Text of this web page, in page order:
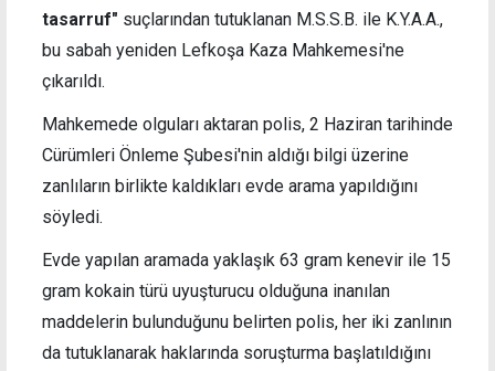
tasarruf" suçlarından tutuklanan M.S.S.B. ile K.Y.A.A.,
bu sabah yeniden Lefkoşa Kaza Mahkemesi'ne
çıkarıldı.
Mahkemede olguları aktaran polis, 2 Haziran tarihinde
Cürümleri Önleme Şubesi'nin aldığı bilgi üzerine
zanlıların birlikte kaldıkları evde arama yapıldığını
söyledi.
Evde yapılan aramada yaklaşık 63 gram kenevir ile 15
gram kokain türü uyuşturucu olduğuna inanılan
maddelerin bulunduğunu belirten polis, her iki zanlının
da tutuklanarak haklarında soruşturma başlatıldığını